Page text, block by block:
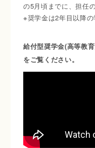
の5月頃までに、担任
※奨学金は2年目以降の
給付型奨学金(高等教
をご覧ください。